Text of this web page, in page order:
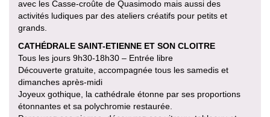
avec les Casse-croûte de Quasimodo mais aussi des
activités ludiques par des ateliers créatifs pour petits et
grands.
CATHÉDRALE SAINT-ETIENNE ET SON CLOITRE
Tous les jours 9h30-18h30 – Entrée libre
Découverte gratuite, accompagnée tous les samedis et
dimanches après-midi
Joyeux gothique, la cathédrale étonne par ses proportions
étonnantes et sa polychromie restaurée.